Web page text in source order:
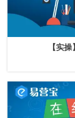
【实